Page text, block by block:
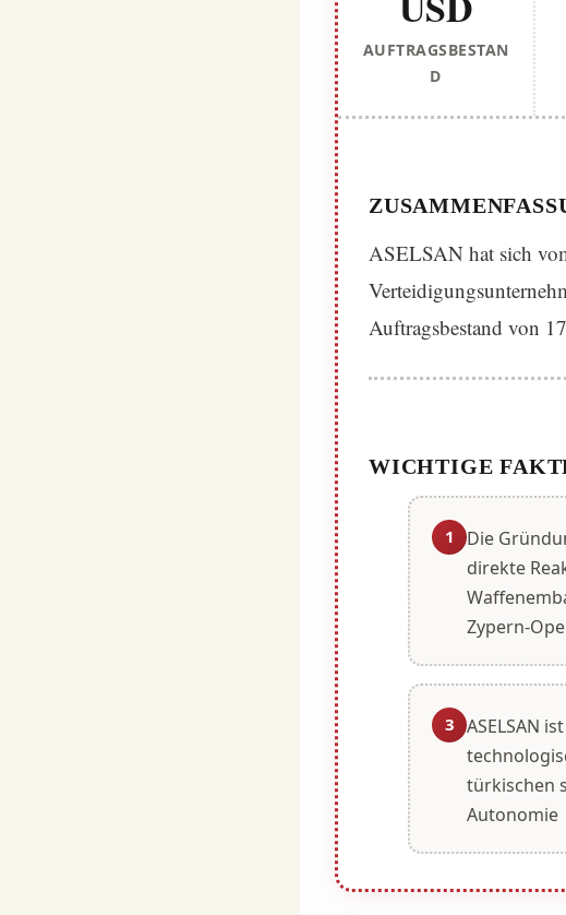
AUFTRAGSBESTAN
D
ASELSAN hat sich
Auftragsbestand von
WICHTIGE
1
Die
direkte
Zypern-
3 ASELSAN
türkischen
Autonomie